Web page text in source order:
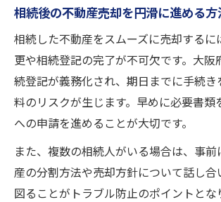
相続後の不動産売却を円滑に進める方
相続した不動産をスムーズに売却するに
更や相続登記の完了が不可欠です。大阪
続登記が義務化され、期日までに手続き
料のリスクが生じます。早めに必要書類
への申請を進めることが大切です。
また、複数の相続人がいる場合は、事前
産の分割方法や売却方針について話し合
図ることがトラブル防止のポイントとな